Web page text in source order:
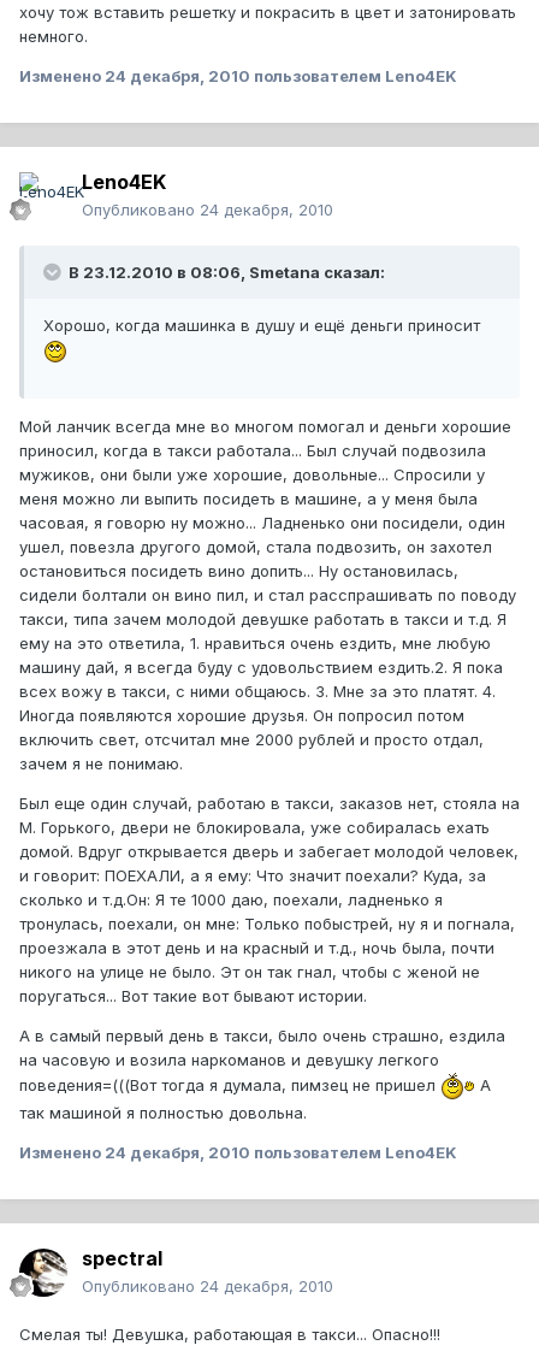
хочу тож вставить решетку и покрасить в цвет и затонировать
немного.
Изменено 24 декабря, 2010 пользователем Leno4EK
Leno4EK
Опубликовано 24 декабря, 2010
В 23.12.2010 в 08:06, Smetana сказал:
Хорошо, когда машинка в душу и ещё деньги приносит
Мой ланчик всегда мне во многом помогал и деньги хорошие
приносил, когда в такси работала... Был случай подвозила
мужиков, они были уже хорошие, довольные... Спросили у
меня можно ли выпить посидеть в машине, а у меня была
часовая, я говорю ну можно... Ладненько они посидели, один
ушел, повезла другого домой, стала подвозить, он захотел
остановиться посидеть вино допить... Ну остановилась,
сидели болтали он вино пил, и стал расспрашивать по поводу
такси, типа зачем молодой девушке работать в такси и т.д. Я
ему на это ответила, 1. нравиться очень ездить, мне любую
машину дай, я всегда буду с удовольствием ездить.2. Я пока
всех вожу в такси, с ними общаюсь. 3. Мне за это платят. 4.
Иногда появляются хорошие друзья. Он попросил потом
включить свет, отсчитал мне 2000 рублей и просто отдал,
зачем я не понимаю.
Был еще один случай, работаю в такси, заказов нет, стояла на
М. Горького, двери не блокировала, уже собиралась ехать
домой. Вдруг открывается дверь и забегает молодой человек,
и говорит: ПОЕХАЛИ, а я ему: Что значит поехали? Куда, за
сколько и т.д.Он: Я те 1000 даю, поехали, ладненько я
тронулась, поехали, он мне: Только побыстрей, ну я и погнала,
проезжала в этот день и на красный и т.д., ночь была, почти
никого на улице не было. Эт он так гнал, чтобы с женой не
поругаться... Вот такие вот бывают истории.
А в самый первый день в такси, было очень страшно, ездила
на часовую и возила наркоманов и девушку легкого
поведения=(((Вот тогда я думала, пимзец не пришел
А
так машиной я полностью довольна.
Изменено 24 декабря, 2010 пользователем Leno4EK
spectral
Опубликовано 24 декабря, 2010
Смелая ты! Девушка, работающая в такси... Опасно!!!